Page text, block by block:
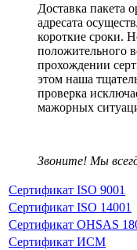
Доставка пакета
адресата
короткие сроки.
положительного
прохождении
этом наша
проверка
мажорных
Звоните! Мы
Сертификат ISO 9001
Сертификат ISO 14001
Сертификат OHSAS
Сертификат ИСМ